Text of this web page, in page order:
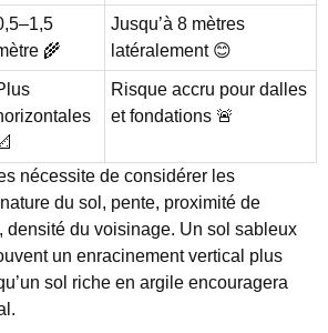
🌾
Jusqu’à 8 mètres
latéralement 😊
Risque accru pour dalles
et fondations 🚨
nécessite de considérer les
du sol, pente, proximité de
densité du voisinage. Un sol sableux
un enracinement vertical plus
sol riche en argile encouragera